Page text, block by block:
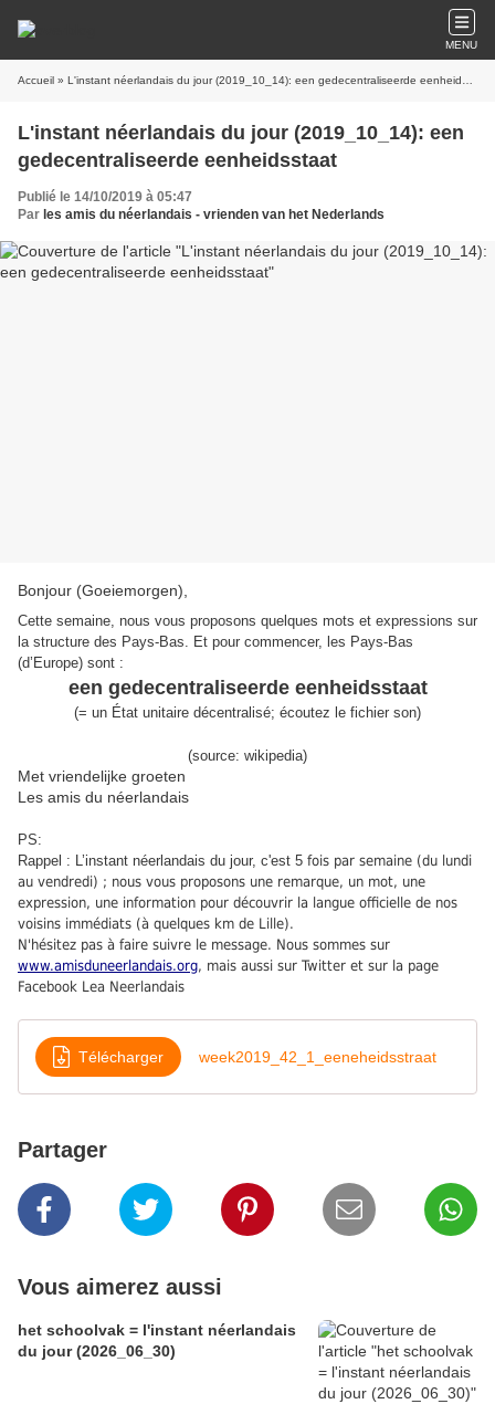
MENU
Accueil » L'instant néerlandais du jour (2019_10_14): een gedecentraliseerde eenheidsstaat
L'instant néerlandais du jour (2019_10_14): een
gedecentraliseerde eenheidsstaat
Publié le 14/10/2019 à 05:47
Par les amis du néerlandais - vrienden van het Nederlands
Bonjour (Goeiemorgen),
Cette semaine, nous vous proposons quelques mots et expressions sur
la structure des Pays-Bas. Et pour commencer, les Pays-Bas
(d’Europe) sont :
een gedecentraliseerde eenheidsstaat
(= un État unitaire décentralisé; écoutez le fichier son)
(source: wikipedia)
Met vriendelijke groeten
Les amis du néerlandais
PS:
Rappel : L’instant néerlandais du jour, c'est 5 fois par semaine (du lundi
au vendredi) ; nous vous proposons une remarque, un mot, une
expression, une information pour découvrir la langue officielle de nos
voisins immédiats (à quelques km de Lille).
N'hésitez pas à faire suivre le message. Nous sommes sur
www.amisduneerlandais.org, mais aussi sur Twitter et sur la page
Facebook Lea Neerlandais
Télécharger week2019_42_1_eeneheidsstraat
Partager
Vous aimerez aussi
het schoolvak = l'instant néerlandais
du jour (2026_06_30)